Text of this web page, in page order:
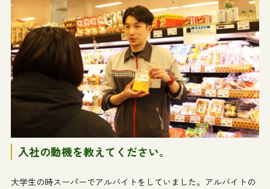
入社の動機を教えてください。
大学生の時スーパーでアルバイトをしていました。アルバイトの